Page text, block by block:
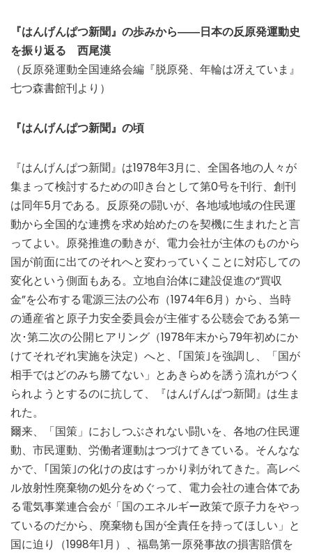
『はんげんぱつ新聞』の歩みから――日本の反原発運動史
を振り返る 西尾漠
（反原発運動全国連絡会編『脱原発、年輪は冴えていま』
七つ森書館刊より）
『はんげんぱつ新聞』の頃
『はんげんぱつ新聞』は1978年3月に、全国各地の人々が
集まって検討するための叩き台として第0号を刊行、創刊
は同年5月である。反原発の闘いが、各地域地域の住民運
動から全国的な連携を求め始めたのを契機に生まれたと言
ってよい。原発推進の動きが、電力会社が主体のものから
国が前面に出てのそれへと変わっていくことに対応しての
変化という側面もある。立地自治体に建設促進の“買収
金”を公布する電源三法の公布（1974年6月）から、当時
の通産省と原子力安全委員会が主催する公聴会である第一
次･第二次の公開ヒアリング（1978年末から79年初めにか
けてそれぞれ実施を決定）へと、｢国策｣を強調し、「国が
相手ではどのみち勝てない」とあきらめを誘う流れがつく
られようとするのに抗して、『はんげんぱつ新聞』は生ま
れた。
爾来、「国策」におしつぶされない闘いを、各地の住民運
動、市民運動、労働者運動はつづけてきている。そんなな
かで、｢国策｣の化けの皮はすっかり剥がれてきた。高レベ
ル放射性廃棄物の処分をめぐって、電力会社の連合体であ
る電気事業連合会が「国のエネルギー政策で原子力をやっ
ているのだから、廃棄物も国が全責任を持ってほしい」と
国に迫り（1998年1月）、福島第一原発事故の損害賠償を